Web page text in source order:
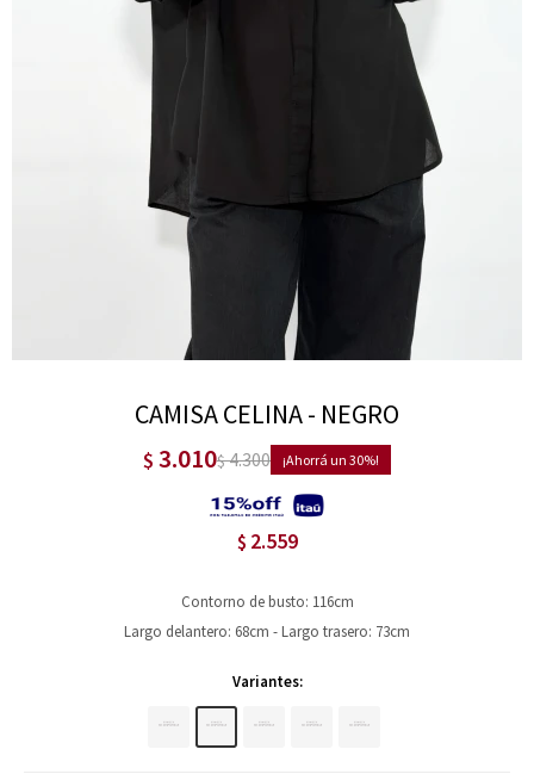
CAMISA CELINA - NEGRO
$ 3.010$4.300 30
$ 2.559
Contorno de busto: 116cm
Largo delantero: 68cm - Largo trasero: 73cm
Variantes: